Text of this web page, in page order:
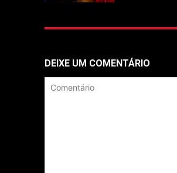
DEIXE UM COMENTÁRIO